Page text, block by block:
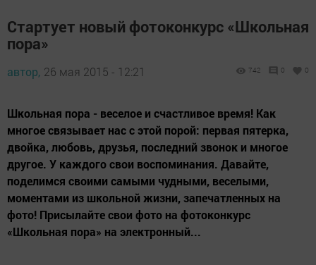
Стартует новый фотоконкурс «Школьная
пора»
автор, 26 мая 2015 - 12:21 742 0 0
Школьная пора - веселое и счастливое время! Как
многое связывает нас с этой порой: первая пятерка,
двойка, любовь, друзья, последний звонок и многое
другое. У каждого свои воспоминания. Давайте,
поделимся своими самыми чудными, веселыми,
моментами из школьной жизни, запечатленных на
фото! Присылайте свои фото на фотоконкурс
«Школьная пора» на электронный...